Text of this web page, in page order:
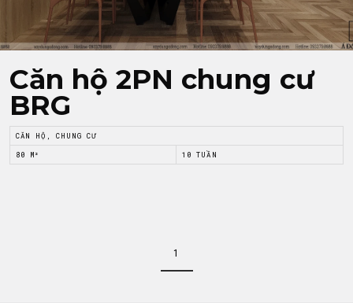
Căn hộ 2PN chung cư
BRG
CĂN HỘ, CHUNG CƯ
80 M² 10 TUẦN
1